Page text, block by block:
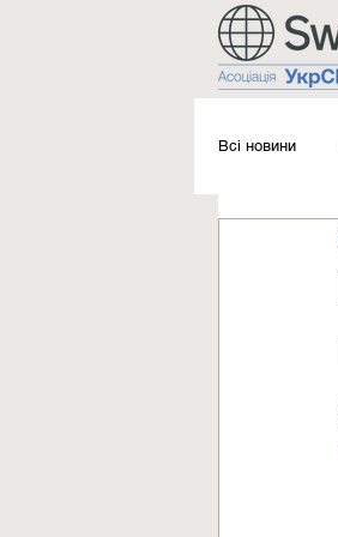
Всі новини